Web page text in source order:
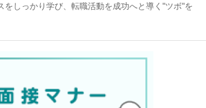
をしっかり学び、転職活動を成功へと導く"ツボ"を